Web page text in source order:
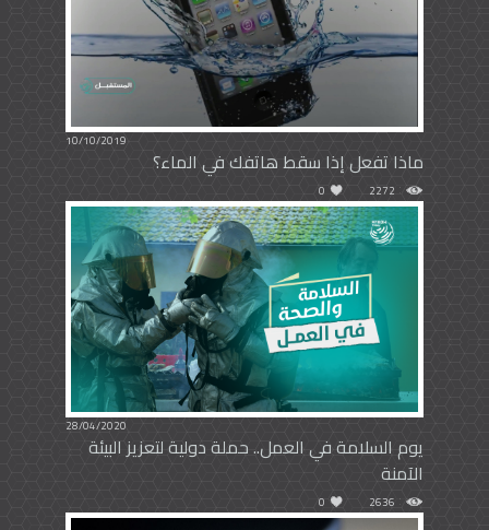
10/10/2019
ماذا تفعل إذا سقط هاتفك في الماء؟
2272
0
28/04/2020
يوم السلامة في العمل.. حملة دولية لتعزيز البيئة
الآمنة
2636
0